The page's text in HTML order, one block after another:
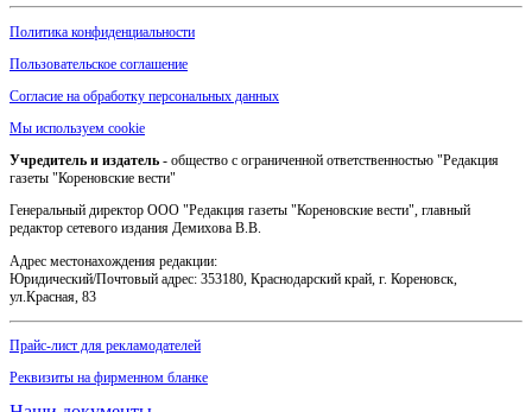
Политика конфиденциальности
Пользовательское соглашение
Согласие на обработку персональных данных
Мы используем cookie
Учредитель и издатель - общество с ограниченной ответственностью "Редакция
газеты "Кореновские вести"
Генеральный директор ООО "Редакция газеты "Кореновские вести", главный
редактор сетевого издания Демихова В.В.
Адрес местонахождения редакции:
Юридический/Почтовый адрес: 353180, Краснодарский край, г. Кореновск,
ул.Красная, 83
Прайс-лист для рекламодателей
Реквизиты на фирменном бланке